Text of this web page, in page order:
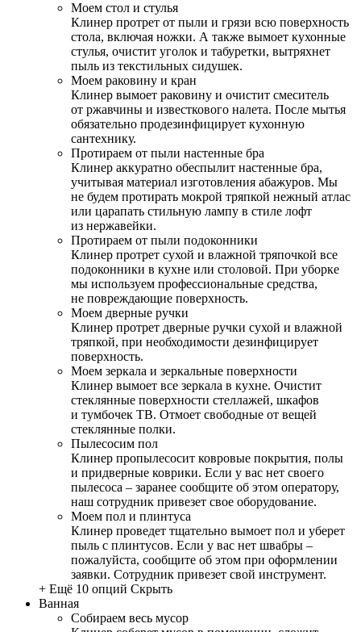
Моем стол и стулья
Клинер протрет от пыли и грязи всю поверхность
стола, включая ножки. А также вымоет кухонные
стулья, очистит уголок и табуретки, вытряхнет
пыль из текстильных сидушек.
Моем раковину и кран
Клинер вымоет раковину и очистит смеситель
от ржавчины и известкового налета. После мытья
обязательно продезинфицирует кухонную
сантехнику.
Протираем от пыли настенные бра
Клинер аккуратно обеспылит настенные бра,
учитывая материал изготовления абажуров. Мы
не будем протирать мокрой тряпкой нежный атлас
или царапать стильную лампу в стиле лофт
из нержавейки.
Протираем от пыли подоконники
Клинер протрет сухой и влажной тряпочкой все
подоконники в кухне или столовой. При уборке
мы используем профессиональные средства,
не повреждающие поверхность.
Моем дверные ручки
Клинер протрет дверные ручки сухой и влажной
тряпкой, при необходимости дезинфицирует
поверхность.
Моем зеркала и зеркальные поверхности
Клинер вымоет все зеркала в кухне. Очистит
стеклянные поверхности стеллажей, шкафов
и тумбочек ТВ. Отмоет свободные от вещей
стеклянные полки.
Пылесосим пол
Клинер пропылесосит ковровые покрытия, полы
и придверные коврики. Если у вас нет своего
пылесоса – заранее сообщите об этом оператору,
наш сотрудник привезет свое оборудование.
Моем пол и плинтуса
Клинер проведет тщательно вымоет пол и уберет
пыль с плинтусов. Если у вас нет швабры –
пожалуйста, сообщите об этом при оформлении
заявки. Сотрудник привезет свой инструмент.
+ Ещё 10 опций Скрыть
Ванная
Собираем весь мусор